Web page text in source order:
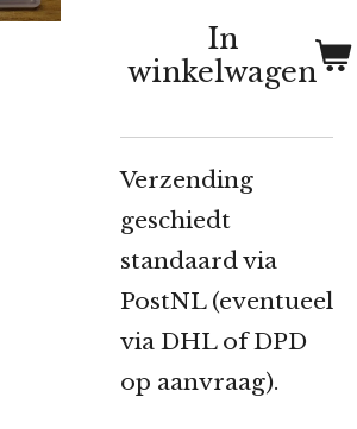
In
winkelwagen
Verzending
geschiedt
standaard via
PostNL (eventueel
via DHL of DPD
op aanvraag).